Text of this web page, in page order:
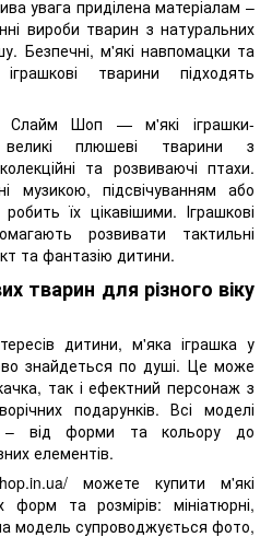
увага приділена матеріалам –
вироби тварин з натуральних
Безпечні, м'які навпомацки та
тварини підходять
Слайм Шоп — м'які іграшки-
великі плюшеві тварини з
та розвиваючі птахи.
музикою, підсвічуванням або
їх цікавішими. Іграшкові
розвивати тактильні
та фантазію дитини.
тварин для різного віку
дитини, м'яка іграшка у
знайдеться по душі. Це може
так і ефектний персонаж з
подарунків. Всі моделі
– від форми та кольору до
елементів.
можете купити м'які
форм та розмірів: мініатюрні,
модель супроводжується фото,